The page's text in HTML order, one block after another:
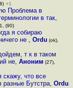
+1
Проблема в
в так,
(90)
я собираю
не , Ordu (ok),
т к в таком
не, Аноним (27),
скажу, что все
разные Бутстра,Ordu